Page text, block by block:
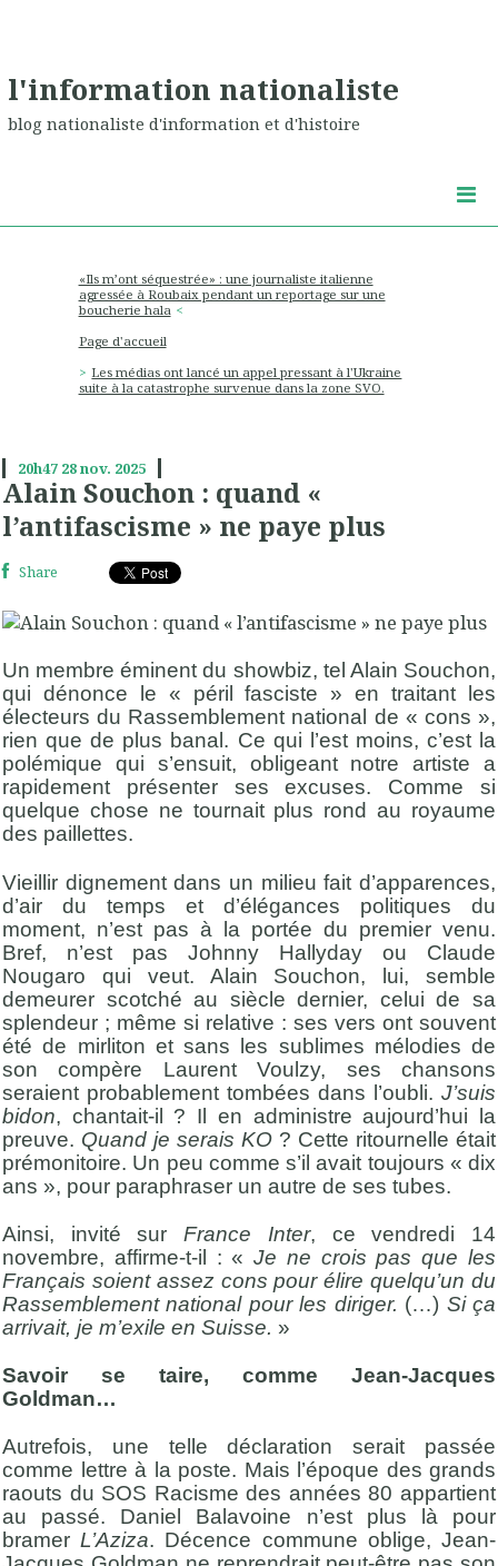
l'information nationaliste
blog nationaliste d'information et d'histoire
«Ils m’ont séquestrée» : une journaliste italienne
agressée à Roubaix pendant un reportage sur une
boucherie hala
Page d'accueil
Les médias ont lancé un appel pressant à l'Ukraine
suite à la catastrophe survenue dans la zone SVO.
20h47 28nov. 2025
Alain Souchon : quand «
l’antifascisme » ne paye plus
Share
Un membre éminent du showbiz, tel Alain Souchon,
qui dénonce le « péril fasciste » en traitant les
électeurs du Rassemblement national de « cons »,
rien que de plus banal. Ce qui l’est moins, c’est la
polémique qui s’ensuit, obligeant notre artiste a
rapidement présenter ses excuses. Comme si
quelque chose ne tournait plus rond au royaume
des paillettes.
Vieillir dignement dans un milieu fait d’apparences,
d’air du temps et d’élégances politiques du
moment, n’est pas à la portée du premier venu.
Bref, n’est pas Johnny Hallyday ou Claude
Nougaro qui veut. Alain Souchon, lui, semble
demeurer scotché au siècle dernier, celui de sa
splendeur ; même si relative : ses vers ont souvent
été de mirliton et sans les sublimes mélodies de
son compère Laurent Voulzy, ses chansons
seraient probablement tombées dans l’oubli. J’suis
bidon, chantait-il ? Il en administre aujourd’hui la
preuve. Quand je serais KO ? Cette ritournelle était
prémonitoire. Un peu comme s’il avait toujours « dix
ans », pour paraphraser un autre de ses tubes.
Ainsi, invité surFrance Inter, ce vendredi 14
novembre, affirme-t-il : « Je ne crois pas que les
Français soient assez cons pour élire quelqu’un du
Rassemblement national pour les diriger. (…) Si ça
arrivait, je m’exile en Suisse. »
Savoir se taire, comme Jean-Jacques
Goldman…
Autrefois, une telle déclaration serait passée
comme lettre à la poste. Mais l’époque des grands
raouts du SOS Racisme des années 80 appartient
au passé. Daniel Balavoine n’est plus là pour
bramerL’Aziza. Décence commune oblige, Jean-